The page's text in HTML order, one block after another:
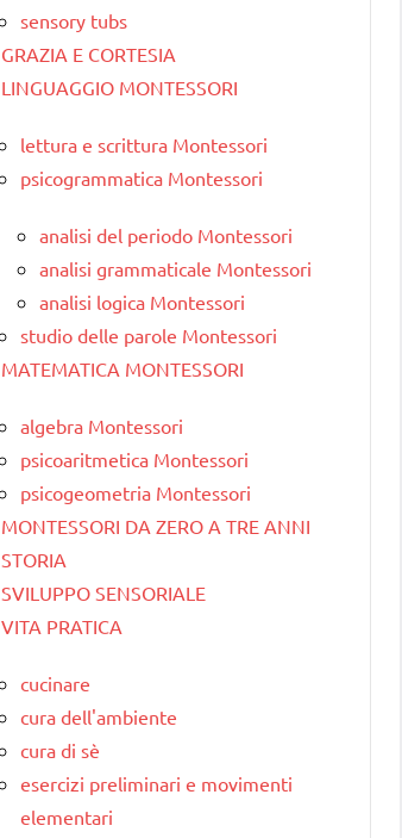
sensory tubs
GRAZIA E CORTESIA
LINGUAGGIO MONTESSORI
lettura e scrittura Montessori
psicogrammatica Montessori
analisi del periodo Montessori
analisi grammaticale Montessori
analisi logica Montessori
studio delle parole Montessori
MATEMATICA MONTESSORI
algebra Montessori
psicoaritmetica Montessori
psicogeometria Montessori
MONTESSORI DA ZERO A TRE ANNI
STORIA
SVILUPPO SENSORIALE
VITA PRATICA
cucinare
cura dell'ambiente
cura di sè
esercizi preliminari e movimenti
elementari